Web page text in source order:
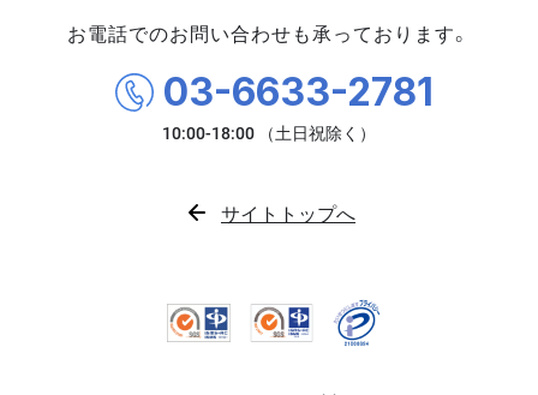
お電話でのお問い合わせも承っております。
03-6633-2781
サイトトップへ